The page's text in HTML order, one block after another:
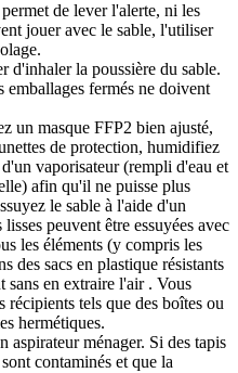
de lever l'alerte, ni les
jouer avec le sable, l'utiliser
d'inhaler la poussière du sable.
emballages fermés ne doivent
un masque FFP2 bien ajusté,
de protection, humidifiez
vaporisateur (rempli d'eau et
afin qu'il ne puisse plus
le sable à l'aide d'un
peuvent être essuyées avec
les éléments (y compris les
des sacs en plastique résistants
sans en extraire l'air . Vous
récipients tels que des boîtes ou
hermétiques.
aspirateur ménager. Si des tapis
contaminés et que la